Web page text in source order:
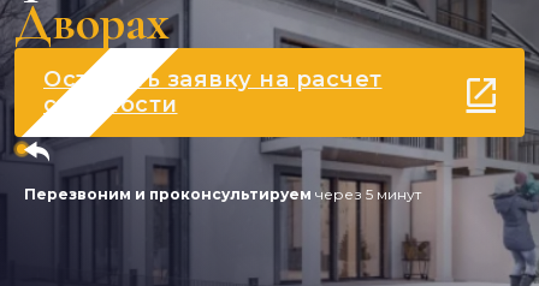
Дворах
Оставить заявку на расчет
стоимости
Перезвоним и проконсультируем через 5 минут